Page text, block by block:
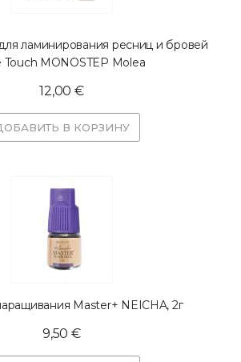
ламинирования ресниц и бровей
Touch MONOSTEP Molea
12,00 €
В КОРЗИНУ
Master+ NEICHA, 2г
9,50 €